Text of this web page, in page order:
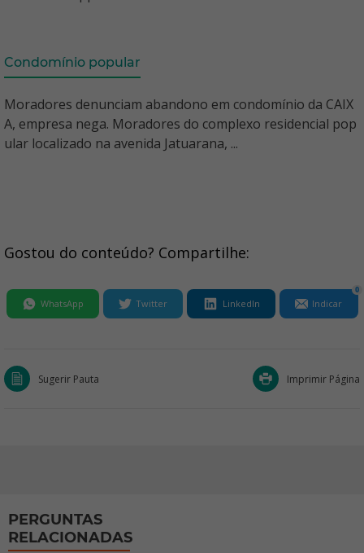
Condomínio popular
Moradores denunciam abandono em condomínio da CAIX
A, empresa nega. Moradores do complexo residencial pop
ular localizado na avenida Jatuarana, ...
Gostou do conteúdo? Compartilhe:
WhatsApp Twitter LinkedIn Indicar
0
Sugerir Pauta Imprimir Página
PERGUNTAS
RELACIONADAS